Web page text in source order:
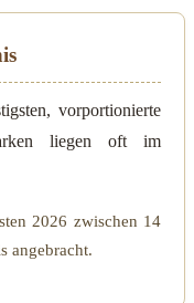
vorportionierte
liegen oft im
2026 zwischen 14
angebracht.